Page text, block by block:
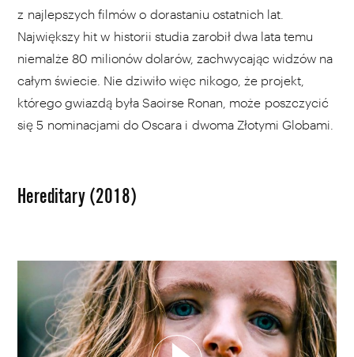
z najlepszych filmów o dorastaniu ostatnich lat.
Największy hit w historii studia zarobił dwa lata temu
niemalże 80 milionów dolarów, zachwycając widzów na
całym świecie. Nie dziwiło więc nikogo, że projekt,
którego gwiazdą była Saoirse Ronan, może poszczycić
się 5 nominacjami do Oscara i dwoma Złotymi Globami.
Hereditary (2018)
WYBIERZ SWOJĄ PLAYLISTĘ